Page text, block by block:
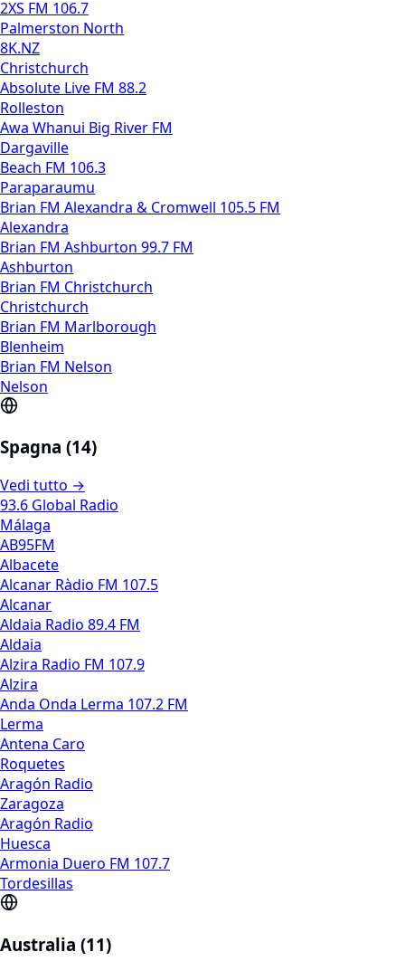
2XS FM 106.7
Palmerston North
8K.NZ
Christchurch
Absolute Live FM 88.2
Rolleston
Awa Whanui Big River FM
Dargaville
Beach FM 106.3
Paraparaumu
Brian FM Alexandra & Cromwell 105.5 FM
Alexandra
Brian FM Ashburton 99.7 FM
Ashburton
Brian FM Christchurch
Christchurch
Brian FM Marlborough
Blenheim
Brian FM Nelson
Nelson
Spagna (14)
Vedi tutto →
93.6 Global Radio
Málaga
AB95FM
Albacete
Alcanar Ràdio FM 107.5
Alcanar
Aldaia Radio 89.4 FM
Aldaia
Alzira Radio FM 107.9
Alzira
Anda Onda Lerma 107.2 FM
Lerma
Antena Caro
Roquetes
Aragón Radio
Zaragoza
Aragón Radio
Huesca
Armonia Duero FM 107.7
Tordesillas
Australia (11)